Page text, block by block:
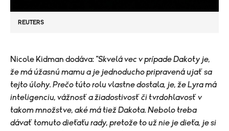
REUTERS
Nicole Kidman dodáva: "Skvelá vec v prípade Dakoty je,
že má úžasnú mamu a je jednoducho pripravená ujať sa
tejto úlohy. Prečo túto rolu vlastne dostala, je, že Lyra má
inteligenciu, vážnosť a žiadostivosť či tvrdohlavosť v
takom množstve, aké má tiež Dakota. Nebolo treba
dávať tomuto dieťaťu rady, pretože to už nie je dieťa, je si